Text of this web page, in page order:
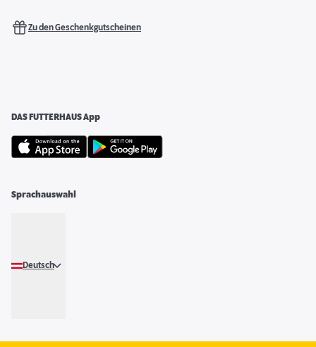
Zu den Geschenkgutscheinen
DAS FUTTERHAUS App
Sprachauswahl
Deutsch